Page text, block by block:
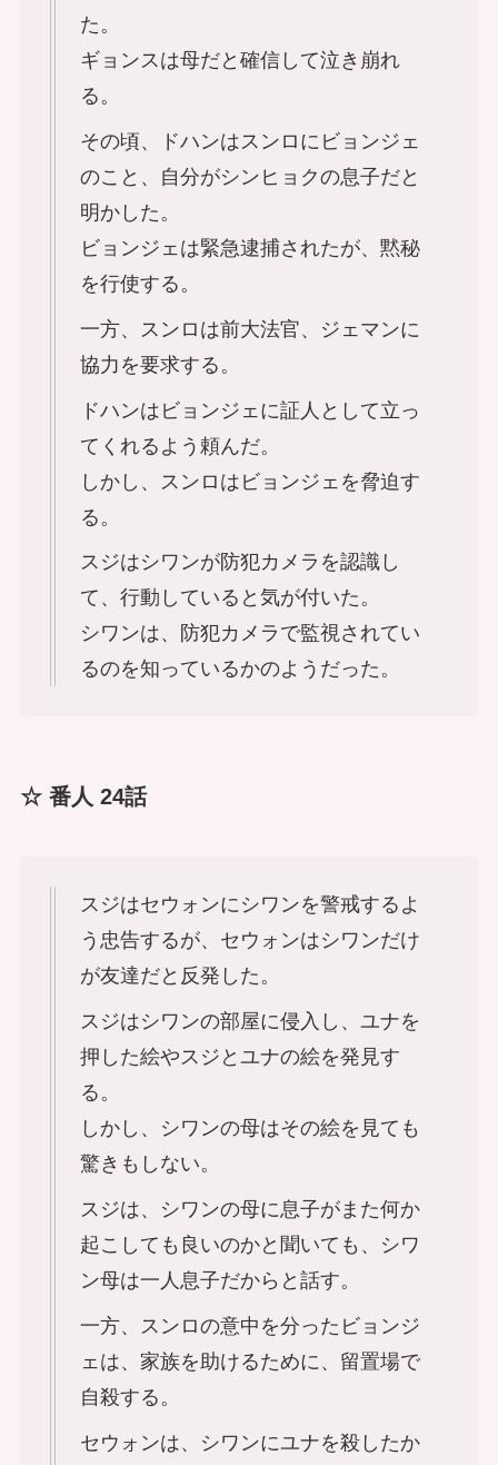
た。
ギョンスは母だと確信して泣き崩れ
る。
その頃、ドハンはスンロにビョンジェ
のこと、自分がシンヒョクの息子だと
明かした。
ビョンジェは緊急逮捕されたが、黙秘
を行使する。
一方、スンロは前大法官、ジェマンに
協力を要求する。
ドハンはビョンジェに証人として立っ
てくれるよう頼んだ。
しかし、スンロはビョンジェを脅迫す
る。
スジはシワンが防犯カメラを認識し
て、行動していると気が付いた。
シワンは、防犯カメラで監視されてい
るのを知っているかのようだった。
☆ 番人 24話
スジはセウォンにシワンを警戒するよ
う忠告するが、セウォンはシワンだけ
が友達だと反発した。
スジはシワンの部屋に侵入し、ユナを
押した絵やスジとユナの絵を発見す
る。
しかし、シワンの母はその絵を見ても
驚きもしない。
スジは、シワンの母に息子がまた何か
起こしても良いのかと聞いても、シワ
ン母は一人息子だからと話す。
一方、スンロの意中を分ったビョンジ
ェは、家族を助けるために、留置場で
自殺する。
セウォンは、シワンにユナを殺したか